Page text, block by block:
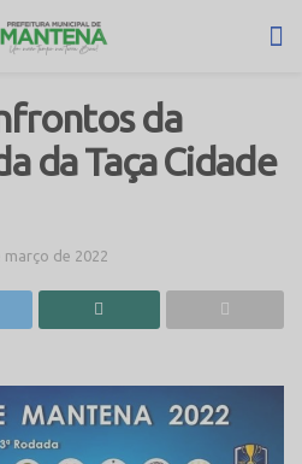
da
da Taça Cidade
março de 2022